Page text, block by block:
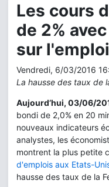
Les cours
de 2%
sur
Vendredi, 6/03/2016
La hausse des taux de
Aujourd’hui, 03/06/
bondi de 2,0% en 20
nouveaux indicateurs
analystes, les
montrent la plus petite
d'emplois aux Etats-
hausse des taux de la